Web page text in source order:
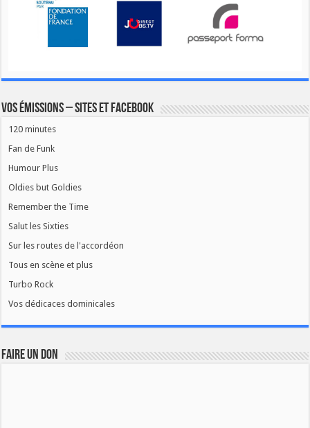
Vos émissions – Sites et Facebook
120 minutes
Fan de Funk
Humour Plus
Oldies but Goldies
Remember the Time
Salut les Sixties
Sur les routes de l'accordéon
Tous en scène et plus
Turbo Rock
Vos dédicaces dominicales
FAIRE UN DON